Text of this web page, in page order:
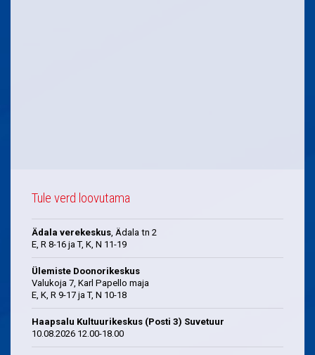
Tule verd loovutama
Ädala verekeskus, Ädala tn 2
E, R 8-16 ja T, K, N 11-19
Ülemiste Doonorikeskus
Valukoja 7, Karl Papello maja
E, K, R 9-17 ja T, N 10-18
Haapsalu Kultuurikeskus (Posti 3) Suvetuur
10.08.2026 12.00-18.00